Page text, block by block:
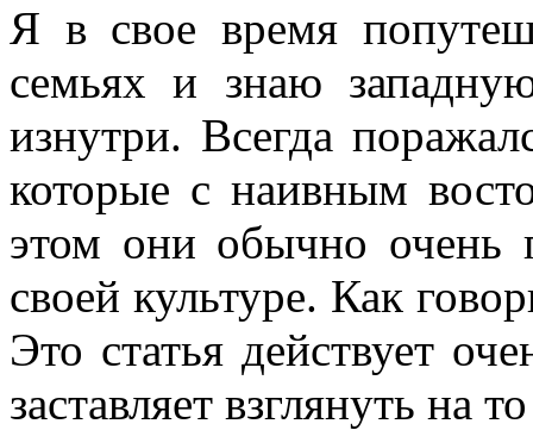
Я в свое время
семьях и знаю
изнутри. Всегда
которые с наивным
этом они обычно очень
своей культуре. Как
Это статья действует
заставляет взглянуть на